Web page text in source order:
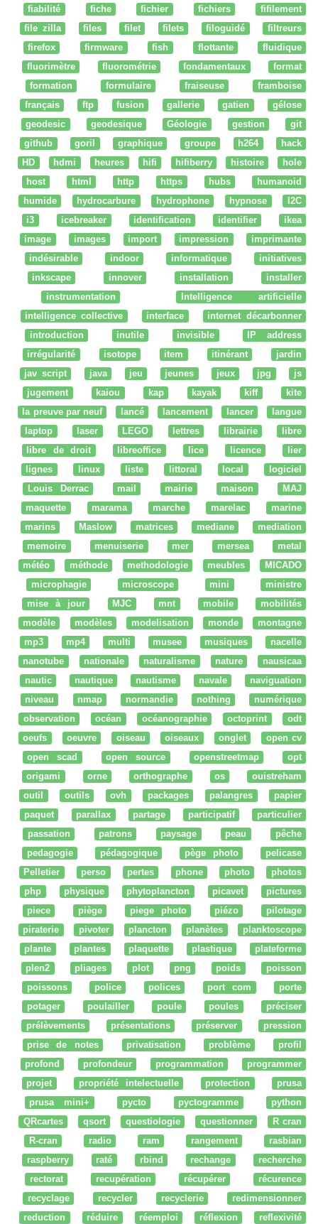
fiabilité fiche fichier fichiers
fifilement
file zilla
files filet filets filoguidé
filtreurs
firefox
firmware fish flottante
fluidique
fluorimètre
fluorométrie fondamentaux
format
formation
formulaire fraiseuse
framboise
français
ftp fusion gallerie gatien
gélose
geodesic
geodesique Géologie gestion
git
github
goril graphique groupe h264
hack
HD
hdmi heures hifi hifiberry histoire
hole
host
html http https hubs
humanoid
humide
hydrocarbure hydrophone hypnose
I2C
i3
icebreaker identification identifier
ikea
image
images import impression
imprimante
indésirable
indoor informatique
initiatives
inkscape
innover installation
installer
instrumentation
Intelligence artificielle
intelligence collective
interface
internet décarbonner
introduction
inutile invisible
IP address
irrégularité
isotope item itinérant
jardin
jav script
java jeu jeunes jeux jpg
js
jugement
kaiou kap kayak kiff
kite
la preuve par neuf
lancé lancement lancer
langue
laptop
laser LEGO lettres librairie
libre
libre de droit
libreoffice lice licence
lier
lignes
linux liste littoral local
logiciel
Louis Derrac
mail mairie maison
MAJ
maquette
marama marche marelac
marine
marins
Maslow matrices mediane
mediation
memoire
menuiserie mer mersea
metal
météo
méthode methodologie meubles
MICADO
microphagie
microscope mini
ministre
mise à jour
MJC mnt mobile
mobilités
modèle
modèles modelisation monde
montagne
mp3
mp4 multi musee musiques
nacelle
nanotube
nationale naturalisme nature
nausicaa
nautic
nautique nautisme navale
naviguation
niveau
nmap normandie nothing
numérique
observation
océan océanographie octoprint
odt
oeufs
oeuvre oiseau oiseaux onglet
open cv
open scad
open source openstreetmap
opt
origami
orne orthographe os
ouistreham
outil
outils ovh packages palangres
papier
paquet
parallax partage participatif
particulier
passation
patrons paysage peau
pêche
pedagogie
pédagogique pège photo
pelicase
Pelletier
perso pertes phone photo
photos
php
physique phytoplancton picavet
pictures
piece
piège piege photo piézo
pilotage
piraterie
pivoter plancton planètes
planktoscope
plante
plantes plaquette plastique
plateforme
plen2
pliages plot png poids
poisson
poissons
police polices port com
porte
potager
poulailler poule poules
préciser
prélèvements
présentations préserver
pression
prise de notes
privatisation problème
profil
profond
profondeur programmation
programmer
projet
propriété intelectuelle protection
prusa
prusa mini+
pycto pyctogramme
python
QRcartes
qsort questiologie questionner
R cran
R-cran
radio ram rangement
rasbian
raspberry
raté rbind rechange
recherche
rectorat
recupération récupérer
récurence
recyclage
recycler recyclerie
redimensionner
reduction
réduire réemploi réflexion
reflexivité